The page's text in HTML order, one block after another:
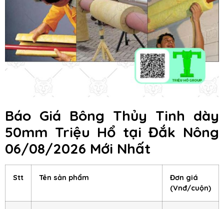
Báo Giá Bông Thủy Tinh dày
50mm Triệu Hổ tại Đắk Nông
06/08/2026 Mới Nhất
Stt Tên sản phẩm
Đơn giá
(Vnđ/cuộn)